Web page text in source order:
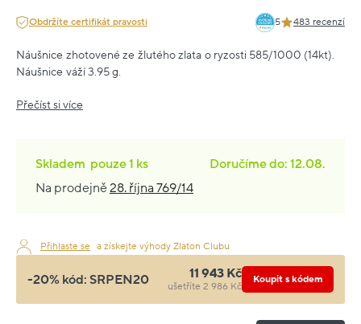
Obdržíte certifikát pravosti 5 483 recenzí
Náušnice zhotovené ze žlutého zlata o ryzosti 585/1000 (14kt).
Náušnice váží 3.95 g.
Přečíst si více
Skladem pouze1 ks
Doručíme do: 12.08.
Na prodejně28. října 769/14
Přihlaste se a získejte výhody Zlaton Clubu
-20% kód: SRPEN20 11 943 Kč
ušetříte 2 986 Kč
Koupit s kódem